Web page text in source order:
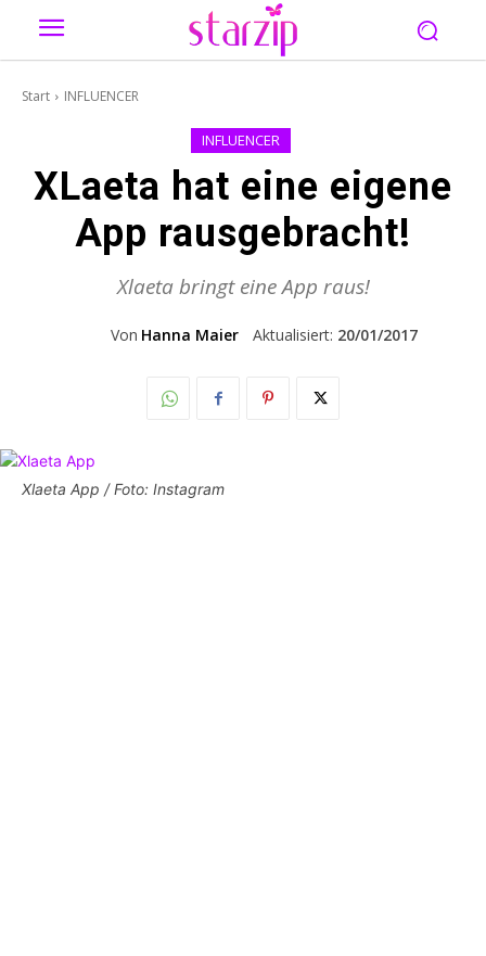
Start INFLUENCER
INFLUENCER
XLaeta hat eine eigene
App rausgebracht!
Xlaeta bringt eine App raus!
Von Hanna Maier Aktualisiert: 20/01/2017
Xlaeta App / Foto: Instagram